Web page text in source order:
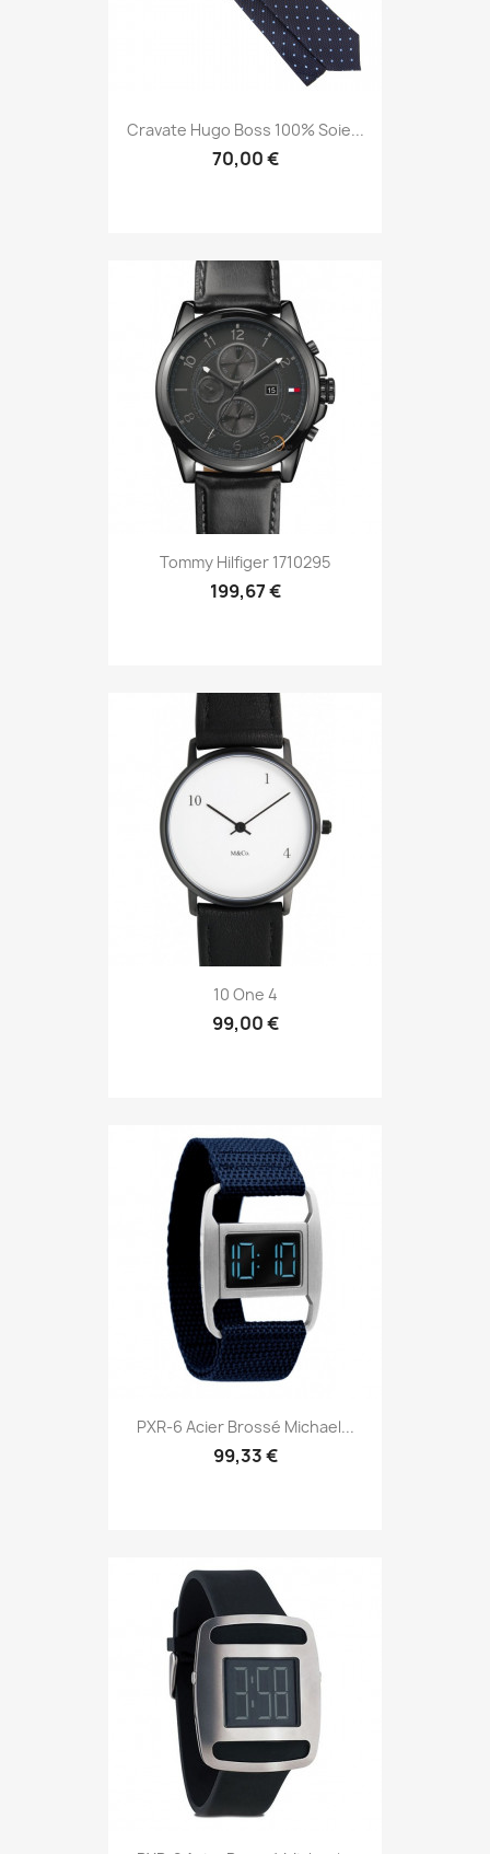
Cravate Hugo Boss 100% Soie...
70,00 €
Tommy Hilfiger 1710295
199,67 €
10 One 4
99,00 €
PXR-6 Acier Brossé Michael...
99,33 €